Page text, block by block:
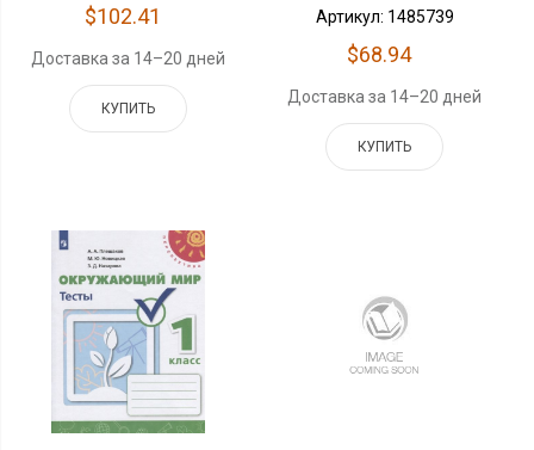
$102.41
Доставка за 14–20 дней
КУПИТЬ
Артикул: 1485739
$68.94
Доставка за 14–20 дней
КУПИТЬ